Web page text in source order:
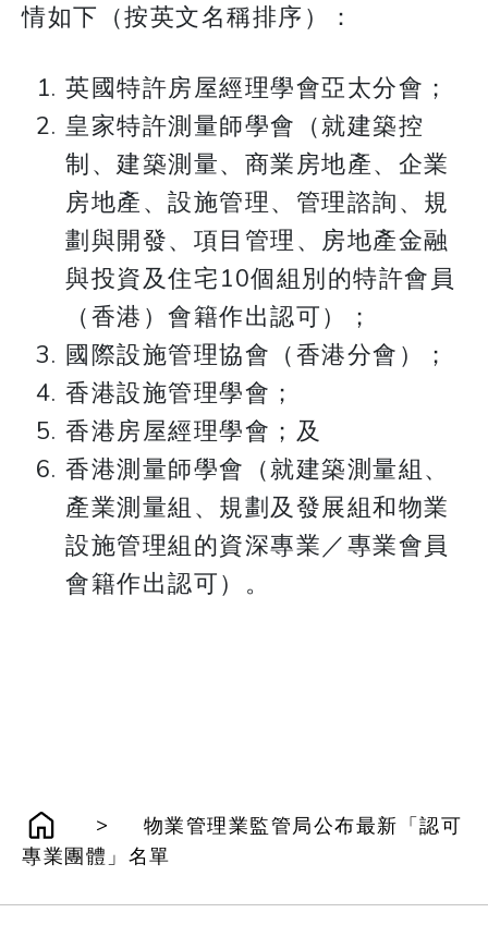
情如下（按英文名稱排序）：
英國特許房屋經理學會亞太分會；
皇家特許測量師學會（就建築控
制、建築測量、商業房地產、企業
房地產、設施管理、管理諮詢、規
劃與開發、項目管理、房地產金融
與投資及住宅10個組別的特許會員
（香港）會籍作出認可）；
國際設施管理協會（香港分會）；
香港設施管理學會；
香港房屋經理學會；及
香港測量師學會（就建築測量組、
產業測量組、規劃及發展組和物業
設施管理組的資深專業／專業會員
會籍作出認可）。
>
物業管理業監管局公布最新「認可
專業團體」名單